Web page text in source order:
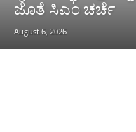
ಜೊತೆ ಸಿಎಂ ಚರ್ಚೆ
August 6, 2026